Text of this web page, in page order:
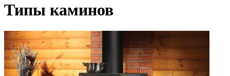
Типы каминов